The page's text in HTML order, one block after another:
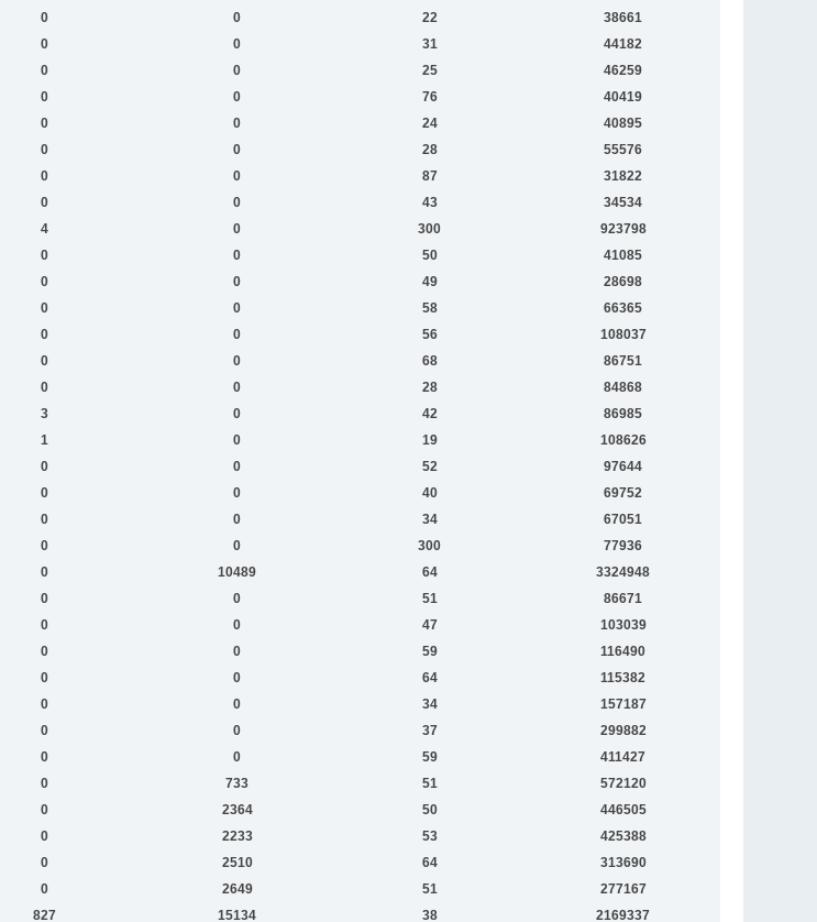
0 0 22
38661
0 0 31
44182
0 0 25
46259
0 0 76
40419
0 0 24
40895
0 0 28
55576
0 0 87
31822
0 0 43
34534
4 0 300
923798
0 0 50
41085
0 0 49
28698
0 0 58
66365
0 0 56
108037
0 0 68
86751
0 0 28
84868
3 0 42
86985
1 0 19
108626
0 0 52
97644
0 0 40
69752
0 0 34
67051
0 0 300
77936
0 10489 64
3324948
0 0 51
86671
0 0 47
103039
0 0 59
116490
0 0 64
115382
0 0 34
157187
0 0 37
299882
0 0 59
411427
0 733 51
572120
0 2364 50
446505
0 2233 53
425388
0 2510 64
313690
0 2649 51
277167
827 15134 38
2169337